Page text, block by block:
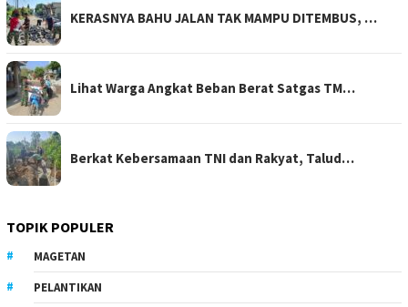
KERASNYA BAHU JALAN TAK MAMPU DITEMBUS, …
Lihat Warga Angkat Beban Berat Satgas TM…
Berkat Kebersamaan TNI dan Rakyat, Talud…
TOPIK POPULER
MAGETAN
PELANTIKAN